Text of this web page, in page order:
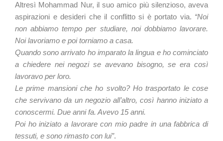
Altresì Mohammad Nur, il suo amico più silenzioso, aveva
aspirazioni e desideri che il conflitto si è portato via. “Noi
non abbiamo tempo per studiare, noi dobbiamo lavorare.
Noi lavoriamo e poi torniamo a casa.
Quando sono arrivato ho imparato la lingua e ho cominciato
a chiedere nei negozi se avevano bisogno, se era così
lavoravo per loro.
Le prime mansioni che ho svolto? Ho trasportato le cose
che servivano da un negozio all’altro, così hanno iniziato a
conoscermi. Due anni fa. Avevo 15 anni.
Poi ho iniziato a lavorare con mio padre in una fabbrica di
tessuti, e sono rimasto con lui”.